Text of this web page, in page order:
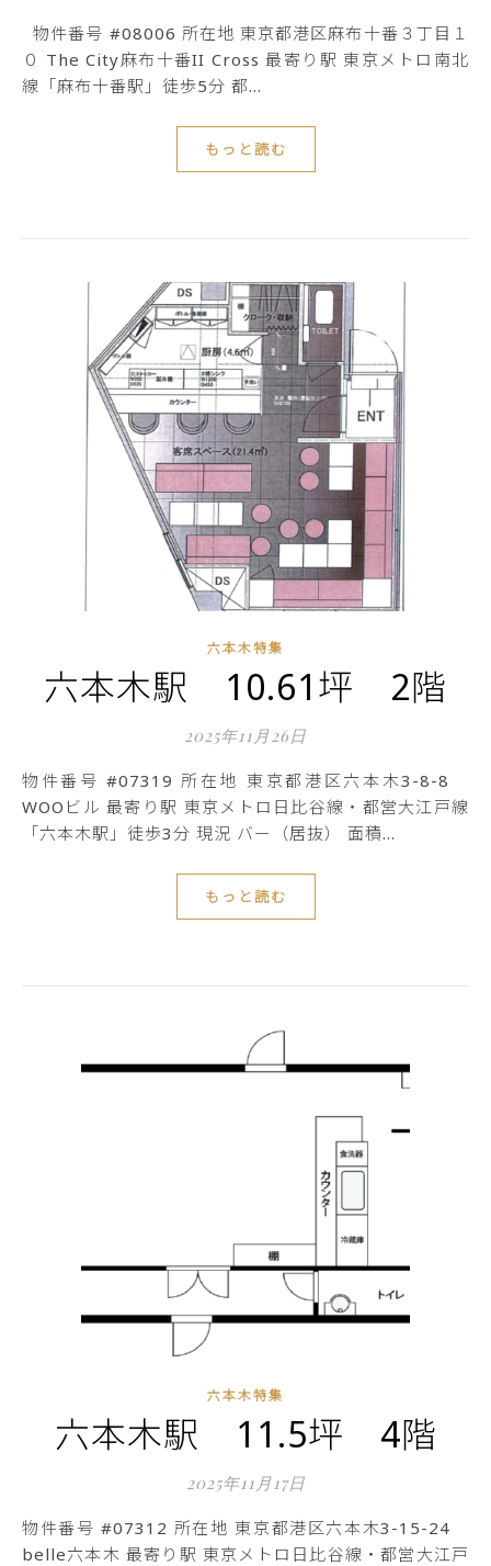
物件番号 #08006 所在地 東京都港区麻布十番３丁目１
０ The City麻布十番II Cross 最寄り駅 東京メトロ南北
線「麻布十番駅」徒歩5分 都…
もっと読む
六本木特集
六本木駅 10.61坪 2階
2025年11月26日
物件番号 #07319 所在地 東京都港区六本木3-8-8
WOOビル 最寄り駅 東京メトロ日比谷線・都営大江戸線
「六本木駅」徒歩3分 現況 バー（居抜） 面積…
もっと読む
六本木特集
六本木駅 11.5坪 4階
2025年11月17日
物件番号 #07312 所在地 東京都港区六本木3-15-24
belle六本木 最寄り駅 東京メトロ日比谷線・都営大江戸